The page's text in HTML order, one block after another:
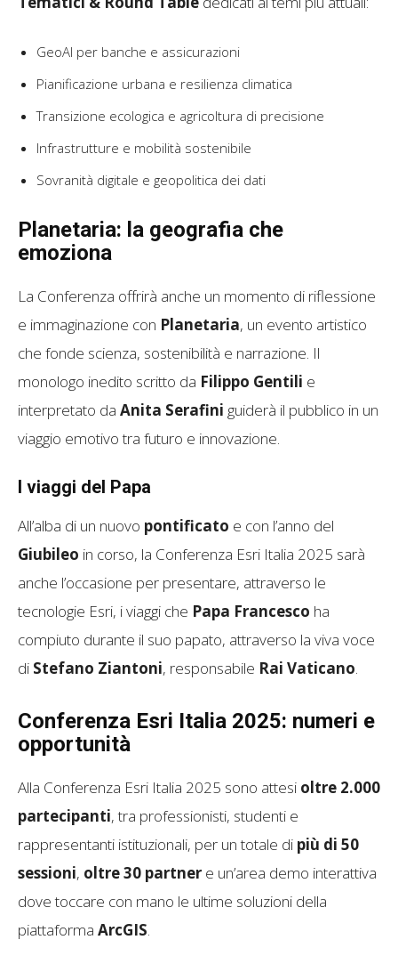
GeoAI per banche e assicurazioni
Pianificazione urbana e resilienza climatica
Transizione ecologica e agricoltura di precisione
Infrastrutture e mobilità sostenibile
Sovranità digitale e geopolitica dei dati
Planetaria: la geografia che
emoziona
La Conferenza offrirà anche un momento di riflessione
e immaginazione con Planetaria, un evento artistico
che fonde scienza, sostenibilità e narrazione. Il
monologo inedito scritto da Filippo Gentili e
interpretato da Anita Serafini guiderà il pubblico in un
viaggio emotivo tra futuro e innovazione.
I viaggi del Papa
All’alba di un nuovo pontificato e con l’anno del
Giubileo in corso, la Conferenza Esri Italia 2025 sarà
anche l’occasione per presentare, attraverso le
tecnologie Esri, i viaggi che Papa Francesco ha
compiuto durante il suo papato, attraverso la viva voce
di Stefano Ziantoni, responsabile Rai Vaticano
Conferenza Esri Italia 2025: numeri e
opportunità
Alla Conferenza Esri Italia 2025 sono attesi oltre 2.000
partecipanti, tra professionisti, studenti e
rappresentanti istituzionali, per un totale di più di 50
sessioni, oltre 30 partner e un’area demo interattiva
dove toccare con mano le ultime soluzioni della
piattaforma ArcGIS